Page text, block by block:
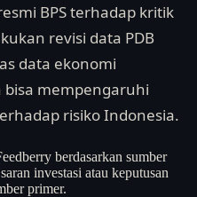
BPS terhadap kritik
revisi data PDB
data ekonomi
mempengaruhi
risiko Indonesia.
berdasarkan sumber
investasi atau keputusan
primer.